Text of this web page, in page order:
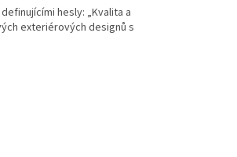
hesly: „Kvalita a
exteriérových designů s